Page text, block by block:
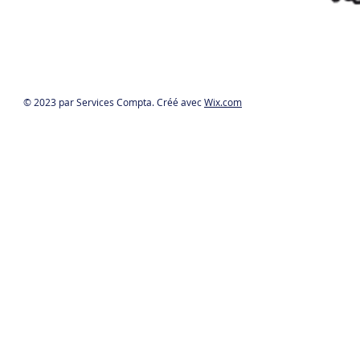
© 2023 par Services Compta. Créé avecWix.com